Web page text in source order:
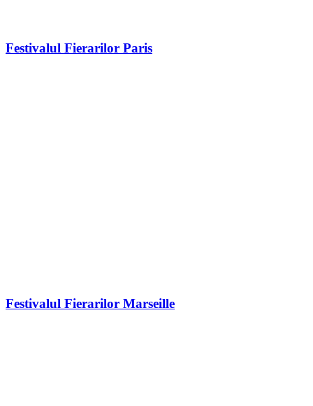
Festivalul Fierarilor Paris
Festivalul Fierarilor Marseille